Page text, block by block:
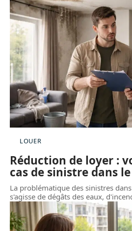
LOUER
Réduction de loyer :
cas de sinistre dans
La problématique des sinistres
s'agisse de dégâts des eaux,